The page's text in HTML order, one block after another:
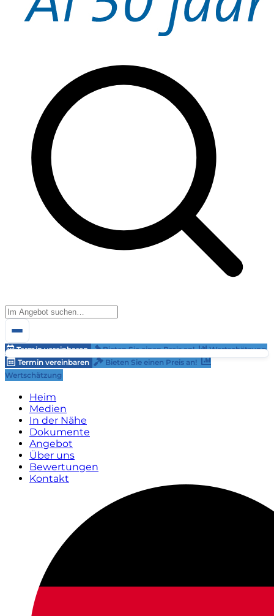
Termin vereinbaren Bieten Sie einen Preis an!
Wertschätzung
Termin vereinbaren
Bieten Sie einen Preis an!
Wertschätzung
Heim
Medien
In der Nähe
Dokumente
Angebot
Über uns
Bewertungen
Kontakt